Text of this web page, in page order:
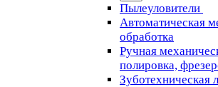
Пылеуловители
Автоматическая
обработка
Ручная
полировка,
Зуботехническая